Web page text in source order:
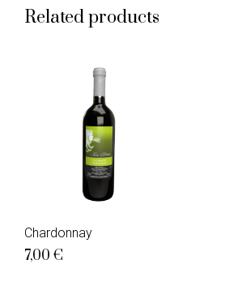
Related products
Chardonnay
7,00 €